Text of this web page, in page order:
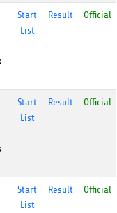
Start
List
Result Official
Start
List
Result Official
Start
List
Result Official